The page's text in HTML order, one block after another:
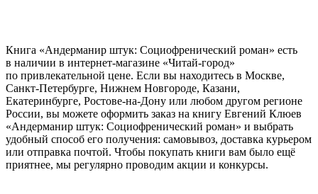
Книга «Андерманир штук: Социофренический роман» есть
в наличии в интернет-магазине «Читай-город»
по привлекательной цене. Если вы находитесь в Москве,
Санкт-Петербурге, Нижнем Новгороде, Казани,
Екатеринбурге, Ростове-на-Дону или любом другом регионе
России, вы можете оформить заказ на книгу Евгений Клюев
«Андерманир штук: Социофренический роман» и выбрать
удобный способ его получения: самовывоз, доставка курьером
или отправка почтой. Чтобы покупать книги вам было ещё
приятнее, мы регулярно проводим акции и конкурсы.